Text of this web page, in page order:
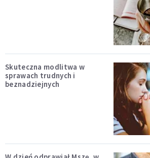
Skuteczna modlitwa w
sprawach trudnych i
beznadziejnych